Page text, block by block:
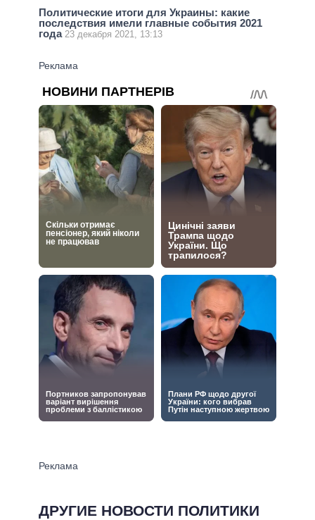
Политические итоги для Украины: какие
последствия имели главные события 2021
года 23 декабря 2021, 13:13
ДРУГИЕ НОВОСТИ ПОЛИТИКИ